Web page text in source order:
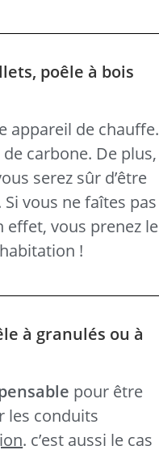
poêle à bois
appareil de chauffe.
carbone. De plus,
serez sûr d’être
vous ne faîtes pas
effet, vous prenez le
!
à granulés ou à
pour être
les conduits
. c’est aussi le cas